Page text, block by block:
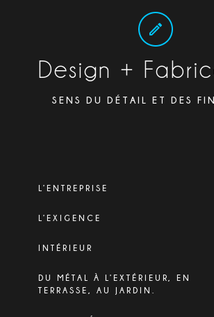
Design +
SENS DU DÉTAIL ET DES
L’ENTREPRISE
L’EXIGENCE
INTÉRIEUR
DU MÉTAL À L’EXTÉRIEUR, EN
TERRASSE, AU JARDIN.